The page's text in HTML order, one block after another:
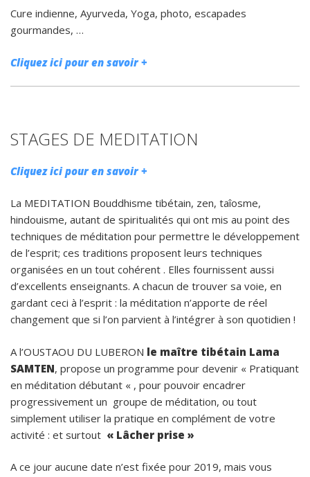
Cure indienne, Ayurveda, Yoga, photo, escapades
gourmandes, …
Cliquez ici pour en savoir +
STAGES DE MEDITATION
Cliquez ici pour en savoir +
La MEDITATION Bouddhisme tibétain, zen, taîosme,
hindouisme, autant de spiritualités qui ont mis au point des
techniques de méditation pour permettre le développement
de l’esprit; ces traditions proposent leurs techniques
organisées en un tout cohérent . Elles fournissent aussi
d’excellents enseignants. A chacun de trouver sa voie, en
gardant ceci à l’esprit : la méditation n’apporte de réel
changement que si l’on parvient à l’intégrer à son quotidien !
A l’OUSTAOU DU LUBERON le maître tibétain Lama
SAMTEN, propose un programme pour devenir « Pratiquant
en méditation débutant « , pour pouvoir encadrer
progressivement un groupe de méditation, ou tout
simplement utiliser la pratique en complément de votre
activité : et surtout « Lâcher prise »
A ce jour aucune date n’est fixée pour 2019, mais vous